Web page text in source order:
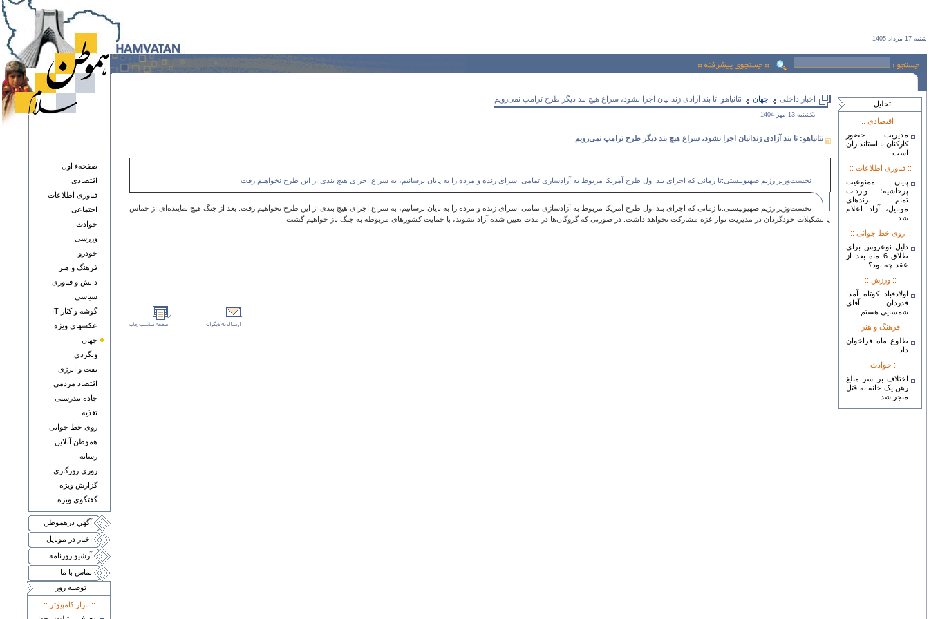
شنبه 17 مرداد 1405
صفحهء اول
اقتصادی
فناوری اطلاعات
اجتماعی
حوادث
ورزشی
خودرو
فرهنگ و هنر
دانش و فناوری
سياسی
گوشه و کنار IT
عکسهای ويژه
جهان
وبگردی
نفت و انرژی
اقتصاد مردمی
جاده تندرستی
تغذيه
روی خط جوانی
هموطن آنلاين
رسانه
روزی روزگاری
گزارش ويژه
گفتگوی ويژه
آگهي درهموطن
اخبار در موبايل
آرشيو روزنامه
تماس با ما
توصيه روز
:: بازار کامپيوتر ::
اخبار داخلی جهان نتانیاهو: تا بند آزادی زندانیان اجرا نشود، سراغ هیچ بند دیگر طرح ترامپ نمی‌رویم
يكشنبه 13 مهر 1404
نتانیاهو: تا بند آزادی زندانیان اجرا نشود، سراغ هیچ بند دیگر طرح ترامپ نمی‌رویم
نخست‌وزیر رژیم صهیونیستی:تا زمانی که اجرای بند اول طرح آمریکا مربوط به آزادسازی تمامی اسرای زنده و مرده را به پایان نرسانیم، به سراغ اجرای هیچ بندی از این طرح نخواهیم رفت
نخست‌وزیر رژیم صهیونیستی:تا زمانی که اجرای بند اول طرح آمریکا مربوط به آزادسازی تمامی اسرای زنده و مرده را به پایان نرسانیم، به سراغ اجرای هیچ بندی از این طرح نخواهیم رفت. بعد از جنگ هیچ نماینده‌ای از حماس
یا تشکیلات خودگردان در مدیریت نوار غزه مشارکت نخواهد داشت. در صورتی که گروگان‌ها در مدت تعیین شده آزاد نشوند، با حمایت کشورهای مربوطه به جنگ باز خواهیم گشت.
تحليل
:: اقتصادی ::
مدیریت حضور
کارکنان با استانداران
است
:: فناوری اطلاعات ::
پایان ممنوعیت
پرحاشیه؛ واردات
تمام برندهای
موبایل، آزاد اعلام
شد
:: روی خط جوانی ::
دلیل نوعروس برای
طلاق 6 ماه بعد از
عقد چه بود؟
:: ورزش ::
اولادقباد کوتاه آمد:
قدردان آقای
شمسایی هستم
:: فرهنگ و هنر ::
طلوع ماه فراخوان
داد
:: حوادث ::
اختلاف بر سر مبلغ
رهن یک خانه به قتل
منجر شد